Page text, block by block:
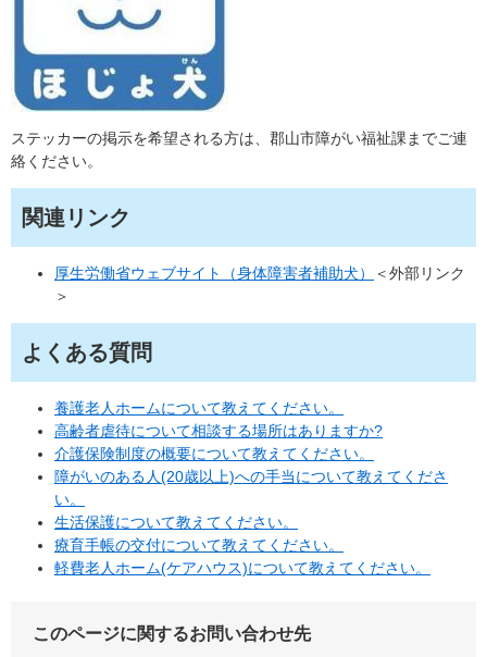
ステッカーの掲示を希望される方は、郡山市障がい福祉課までご連
絡ください。
関連リンク
厚生労働省ウェブサイト（身体障害者補助犬）
＜外部リンク
＞
よくある質問
養護老人ホームについて教えてください。
高齢者虐待について相談する場所はありますか?
介護保険制度の概要について教えてください。
障がいのある人(20歳以上)への手当について教えてくださ
い。
生活保護について教えてください。
療育手帳の交付について教えてください。
軽費老人ホーム(ケアハウス)について教えてください。
このページに関するお問い合わせ先